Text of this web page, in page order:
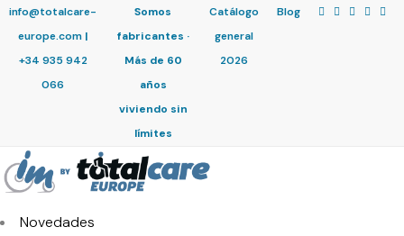
info@totalcare-
europe.com|
+34 935 942
066
Somos
fabricantes ·
Más de 60
años
viviendo sin
límites
Catálogo
general
2026
Blog
Novedades